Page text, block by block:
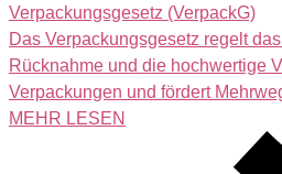
Verpackungsgesetz (VerpackG)
Das Verpackungsgesetz regelt
Rücknahme und die hochwertige
Verpackungen und fördert
MEHR LESEN